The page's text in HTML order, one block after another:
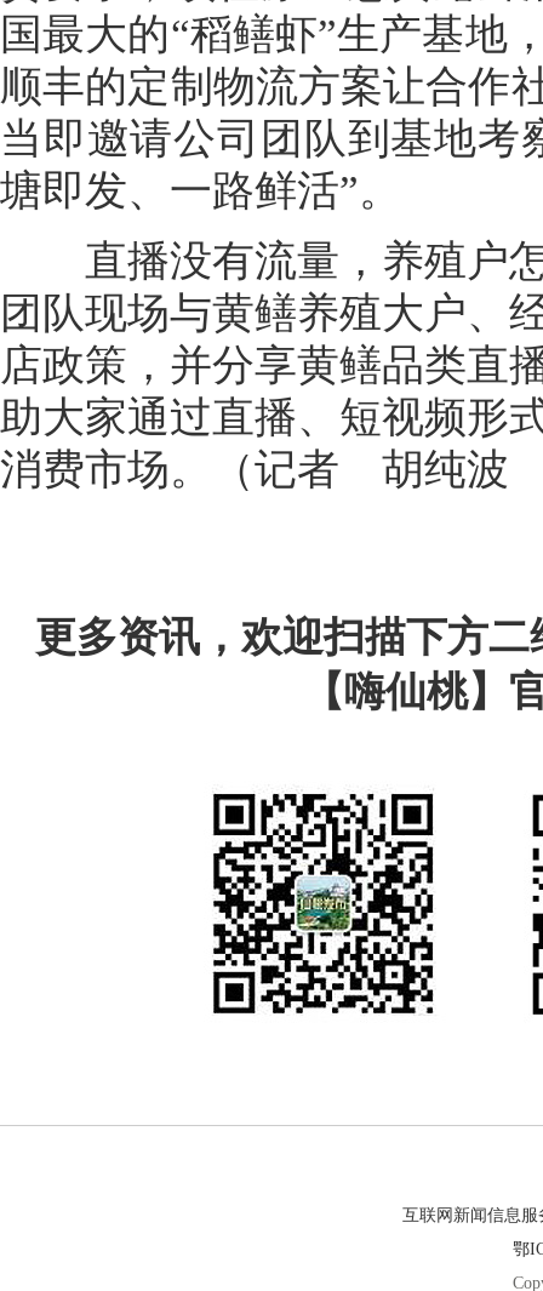
国最大的“稻鳝虾”生产基地
顺丰的定制物流方案让合作
当即邀请公司团队到基地考
塘即发、一路鲜活”。
直播没有流量，养殖户怎
团队现场与黄鳝养殖大户、
店政策，并分享黄鳝品类直
助大家通过直播、短视频形
消费市场。（记者 胡纯波
更多资讯，欢迎扫描下方
【嗨仙桃】
互联网新闻信息服
鄂